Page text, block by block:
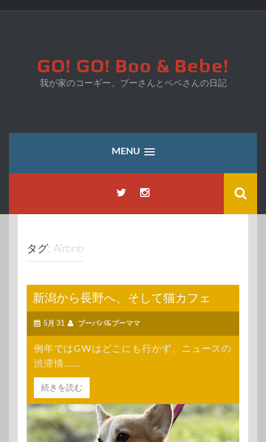
GO! GO! Boo & Bebe!
我が家のコーギー、ブーさんとベベさんの日記
MENU
タグ: Airbnb
新潟から長野へ、そして猫カフェ
5月 31 ブーパパ&ブーママ
例年ではGWはどこにも行かず、ニュースの
渋滞情......
続きを読む